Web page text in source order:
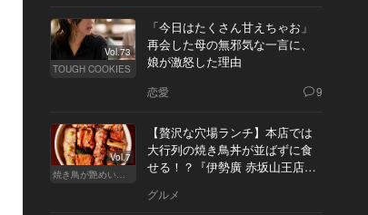
Vol.73
TOUGH COOKIES
「今日はたくさん甘えちゃお」
再会した母の無邪気な一言に、
娘が激怒した理由
恋愛 9
Vol.7
焼き鳥が艶めいてきた
【贅沢な穴場ランチ】本店では
大行列の焼き鳥丼が並ばずに食
せる！？『伊勢廣 赤坂山王店』
グルメ